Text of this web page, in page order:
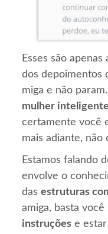
Esses são
dos depoimentos
miga e não
mulher inteligente
certamente você
mais adiante, não
Estamos falando
envolve o
dasestruturas
amiga, basta
instruções e